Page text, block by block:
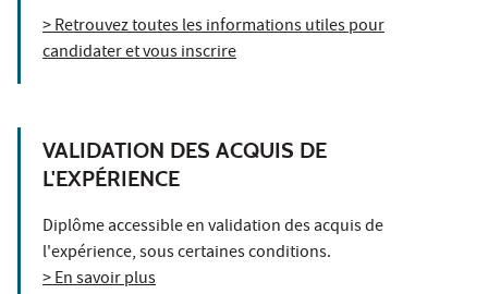
> Retrouvez toutes les informations utiles pour
candidater et vous inscrire
VALIDATION DES ACQUIS DE
L'EXPÉRIENCE
Diplôme accessible en validation des acquis de
l'expérience, sous certaines conditions.
> En savoir plus